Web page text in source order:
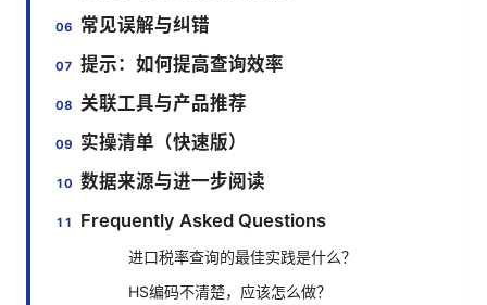
常见误解与纠错
提示：如何提高查询效率
关联工具与产品推荐
实操清单（快速版）
数据来源与进一步阅读
Frequently Asked Questions
进口税率查询的最佳实践是什么？
HS编码不清楚，应该怎么做？